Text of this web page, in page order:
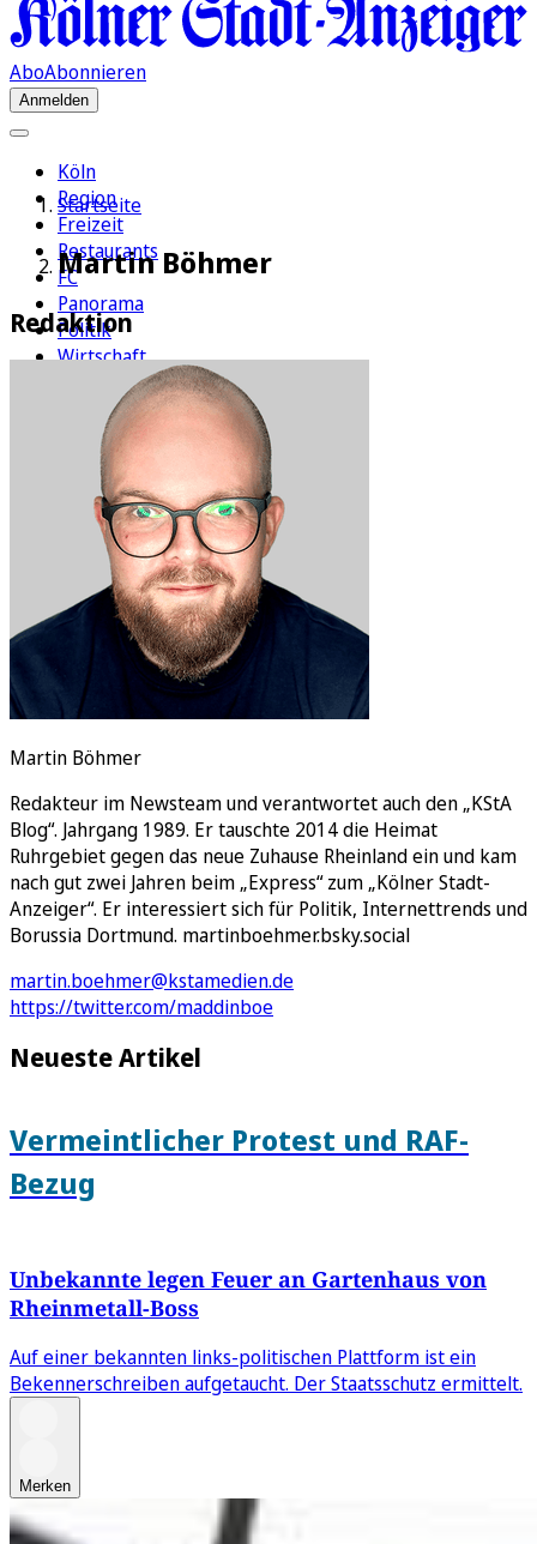
AboAbonnieren
Anmelden
Köln
Region
Freizeit
Restaurants
FC
Panorama
Politik
Wirtschaft
Newsletter
E-Paper
Startseite
Martin Böhmer
Redaktion
Martin Böhmer
Redakteur im Newsteam und verantwortet auch den „KStA
Blog“. Jahrgang 1989. Er tauschte 2014 die Heimat
Ruhrgebiet gegen das neue Zuhause Rheinland ein und kam
nach gut zwei Jahren beim „Express“ zum „Kölner Stadt-
Anzeiger“. Er interessiert sich für Politik, Internettrends und
Borussia Dortmund. martinboehmer.bsky.social
martin.boehmer@kstamedien.de
https://twitter.com/maddinboe
Neueste Artikel
Vermeintlicher Protest und RAF-
Bezug
Unbekannte legen Feuer an Gartenhaus von
Rheinmetall-Boss
Auf einer bekannten links-politischen Plattform ist ein
Bekennerschreiben aufgetaucht. Der Staatsschutz ermittelt.
Merken